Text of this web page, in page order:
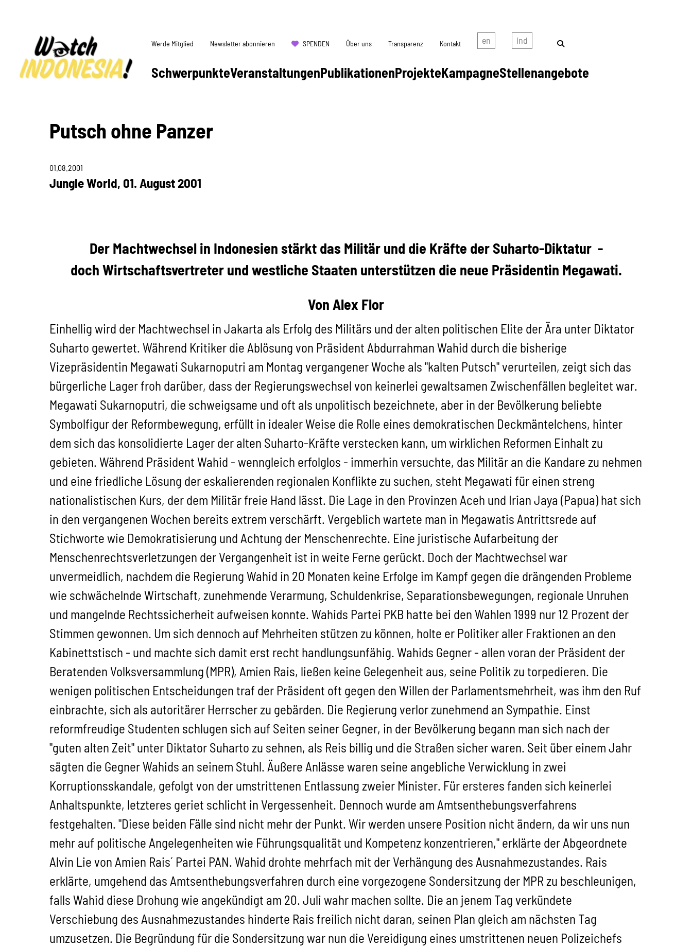
SchwerpunkteVeranstaltungenPublikationenProjekteKampagneStellenangebote
Werde Mitglied Newsletter abonnieren SPENDEN Über uns Transparenz Kontakt
Putsch ohne Panzer
01.08.2001
Jungle World, 01. August 2001
Der Machtwechsel in Indonesien stärkt das Militär und die Kräfte der Suharto-Diktatur-
doch Wirtschaftsvertreter und westliche Staaten unterstützen die neue Präsidentin Megawati.
Von Alex Flor
Einhellig wird der Machtwechsel in Jakarta als Erfolg des Militärs und der alten politischen Elite der Ära unter Diktator
Suharto gewertet. Während Kritiker die Ablösung von Präsident Abdurrahman Wahid durch die bisherige
Vizepräsidentin Megawati Sukarnoputri am Montag vergangener Woche als "kalten Putsch" verurteilen, zeigt sich das
bürgerliche Lager froh darüber, dass der Regierungswechsel von keinerlei gewaltsamen Zwischenfällen begleitet war.
Megawati Sukarnoputri, die schweigsame und oft als unpolitisch bezeichnete, aber in der Bevölkerung beliebte
Symbolfigur der Reformbewegung, erfüllt in idealer Weise die Rolle eines demokratischen Deckmäntelchens, hinter
dem sich das konsolidierte Lager der alten Suharto-Kräfte verstecken kann, um wirklichen Reformen Einhalt zu
gebieten. Während Präsident Wahid - wenngleich erfolglos - immerhin versuchte, das Militär an die Kandare zu nehmen
und eine friedliche Lösung der eskalierenden regionalen Konflikte zu suchen, steht Megawati für einen streng
nationalistischen Kurs, der dem Militär freie Hand lässt. Die Lage in den Provinzen Aceh und Irian Jaya (Papua) hat sich
in den vergangenen Wochen bereits extrem verschärft. Vergeblich wartete man in Megawatis Antrittsrede auf
Stichworte wie Demokratisierung und Achtung der Menschenrechte. Eine juristische Aufarbeitung der
Menschenrechtsverletzungen der Vergangenheit ist in weite Ferne gerückt. Doch der Machtwechsel war
unvermeidlich, nachdem die Regierung Wahid in 20 Monaten keine Erfolge im Kampf gegen die drängenden Probleme
wie schwächelnde Wirtschaft, zunehmende Verarmung, Schuldenkrise, Separationsbewegungen, regionale Unruhen
und mangelnde Rechtssicherheit aufweisen konnte. Wahids Partei PKB hatte bei den Wahlen 1999 nur 12 Prozent der
Stimmen gewonnen. Um sich dennoch auf Mehrheiten stützen zu können, holte er Politiker aller Fraktionen an den
Kabinettstisch - und machte sich damit erst recht handlungsunfähig. Wahids Gegner - allen voran der Präsident der
Beratenden Volksversammlung (MPR), Amien Rais, ließen keine Gelegenheit aus, seine Politik zu torpedieren. Die
wenigen politischen Entscheidungen traf der Präsident oft gegen den Willen der Parlamentsmehrheit, was ihm den Ruf
einbrachte, sich als autoritärer Herrscher zu gebärden. Die Regierung verlor zunehmend an Sympathie. Einst
reformfreudige Studenten schlugen sich auf Seiten seiner Gegner, in der Bevölkerung begann man sich nach der
"guten alten Zeit" unter Diktator Suharto zu sehnen, als Reis billig und die Straßen sicher waren. Seit über einem Jahr
sägten die Gegner Wahids an seinem Stuhl. Äußere Anlässe waren seine angebliche Verwicklung in zwei
Korruptionsskandale, gefolgt von der umstrittenen Entlassung zweier Minister. Für ersteres fanden sich keinerlei
Anhaltspunkte, letzteres geriet schlicht in Vergessenheit. Dennoch wurde am Amtsenthebungsverfahrens
festgehalten. "Diese beiden Fälle sind nicht mehr der Punkt. Wir werden unsere Position nicht ändern, da wir uns nun
mehr auf politische Angelegenheiten wie Führungsqualität und Kompetenz konzentrieren," erklärte der Abgeordnete
Alvin Lie von Amien Rais´ Partei PAN. Wahid drohte mehrfach mit der Verhängung des Ausnahmezustandes. Rais
erklärte, umgehend das Amtsenthebungsverfahren durch eine vorgezogene Sondersitzung der MPR zu beschleunigen,
falls Wahid diese Drohung wie angekündigt am 20. Juli wahr machen sollte. Die an jenem Tag verkündete
Verschiebung des Ausnahmezustandes hinderte Rais freilich nicht daran, seinen Plan gleich am nächsten Tag
umzusetzen. Die Begründung für die Sondersitzung war nun die Vereidigung eines umstrittenen neuen Polizeichefs